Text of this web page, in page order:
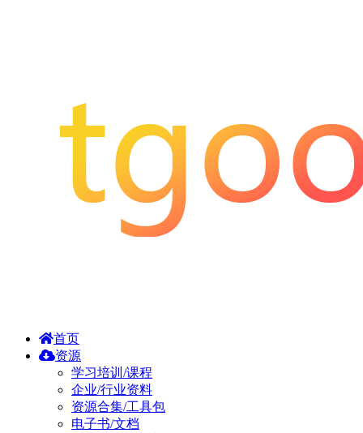
首页
资源
学习培训/课程
企业/行业资料
资源合集/工具包
电子书/文档